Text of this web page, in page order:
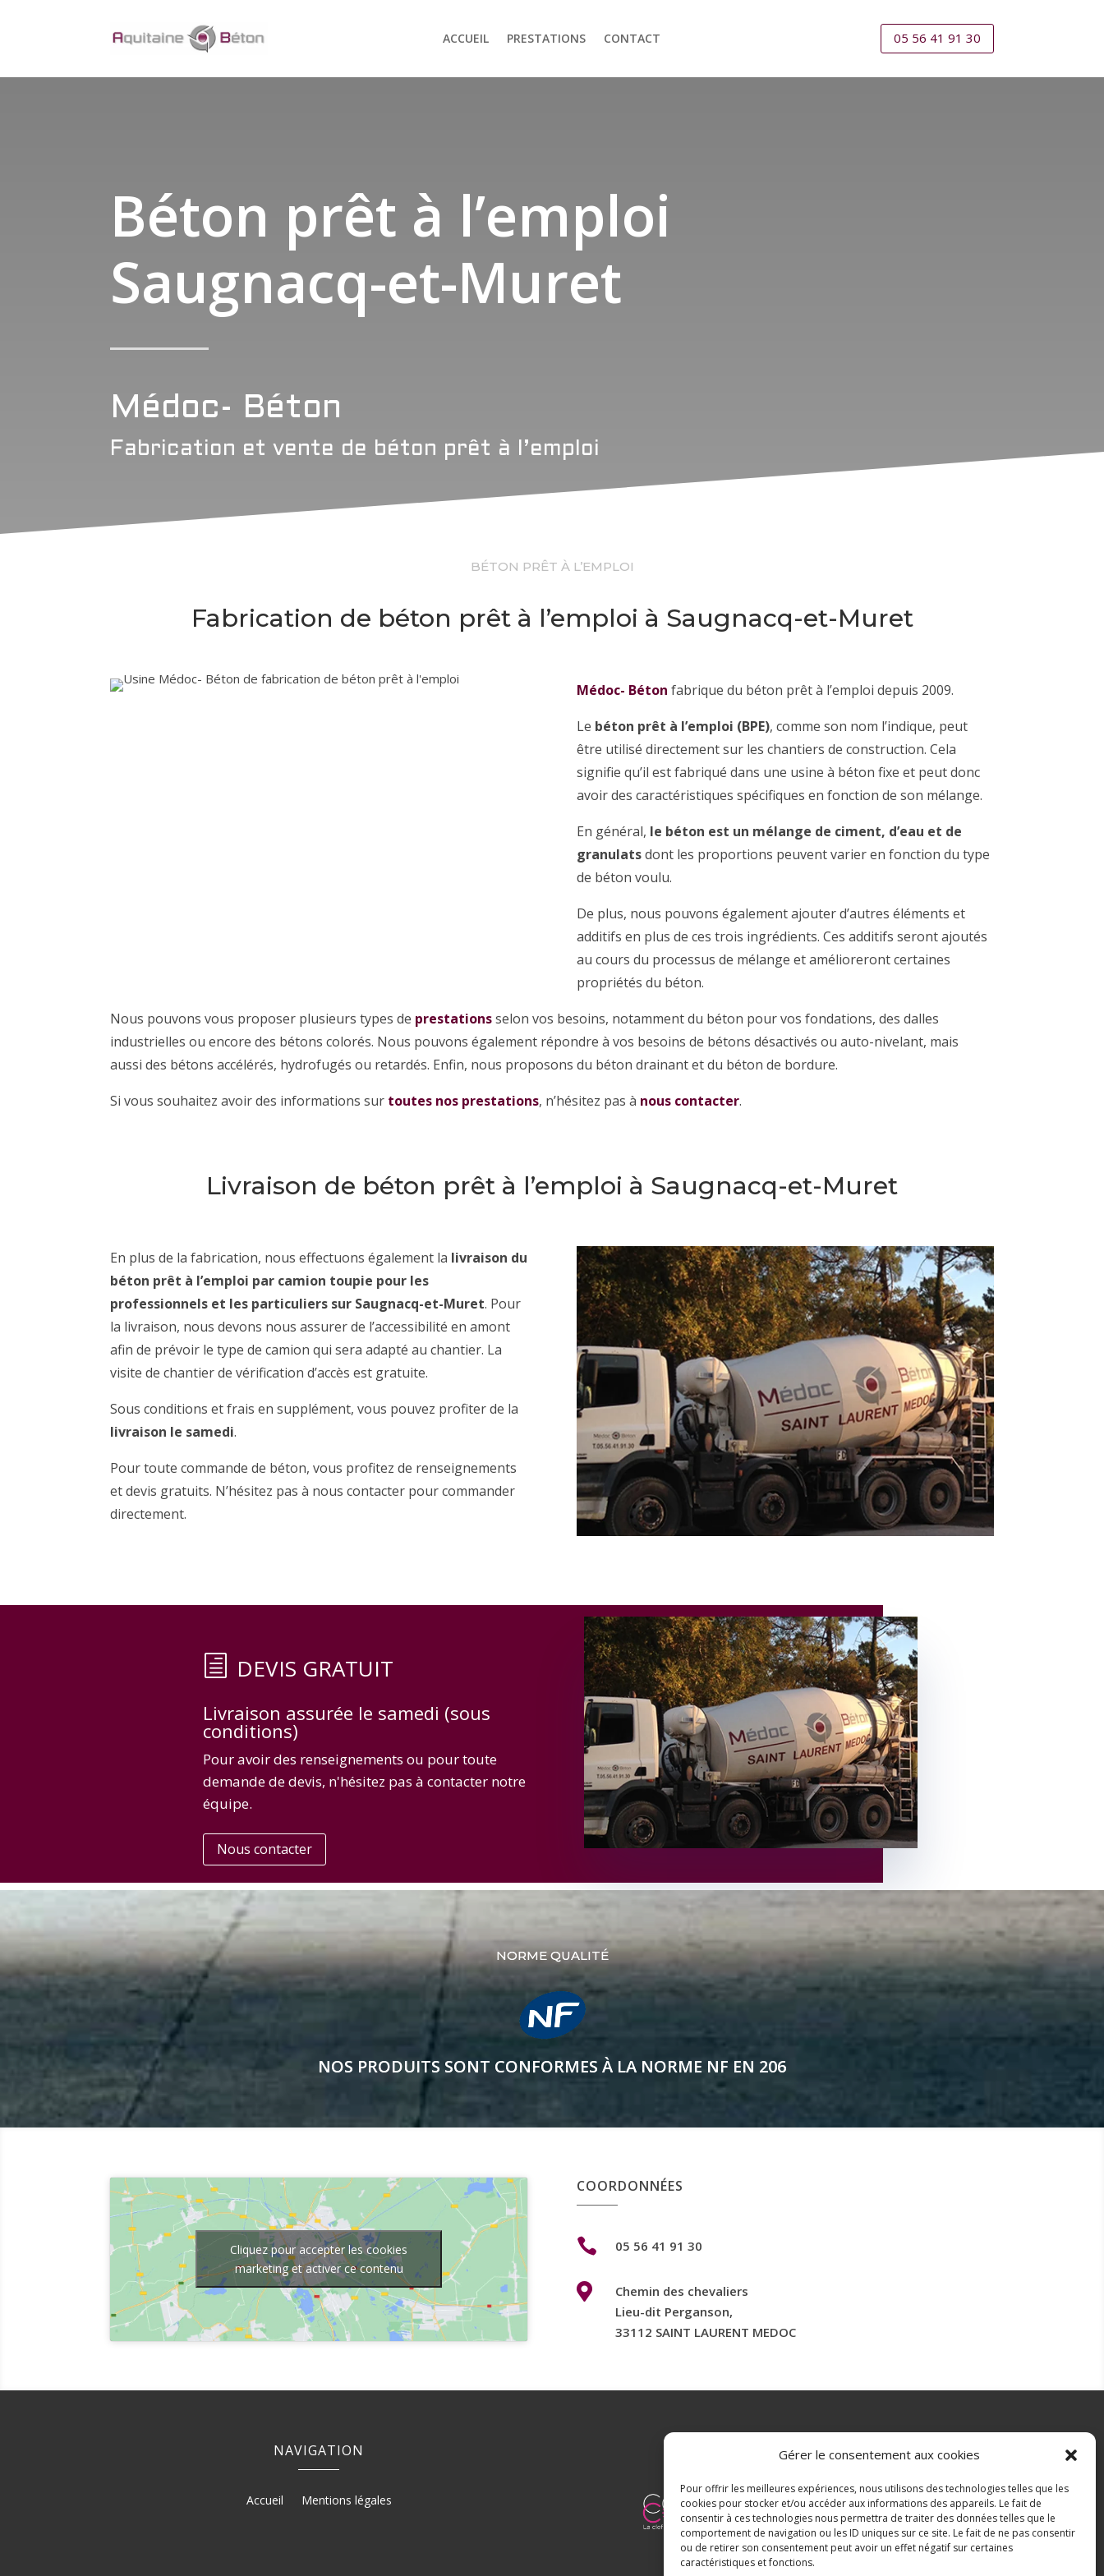
Gérer le consentement aux cookies
Pour offrir les meilleures expériences, nous utilisons des technologies telles que les
cookies pour stocker et/ou accéder aux informations des appareils. Le fait de
consentir à ces technologies nous permettra de traiter des données telles que le
comportement de navigation ou les ID uniques sur ce site. Le fait de ne pas consentir
ou de retirer son consentement peut avoir un effet négatif sur certaines
caractéristiques et fonctions.
ACCUEIL PRESTATIONS CONTACT 05 56 41 91 30
Béton prêt à l’emploi
Saugnacq-et-Muret
Médoc- Béton
Fabrication et vente de béton prêt à l’emploi
BÉTON PRÊT À L’EMPLOI
Fabrication de béton prêt à l’emploi à Saugnacq-et-Muret
Médoc- Béton fabrique du béton prêt à l’emploi depuis 2009.
Le béton prêt à l’emploi (BPE), comme son nom l’indique, peut
être utilisé directement sur les chantiers de construction. Cela
signifie qu’il est fabriqué dans une usine à béton fixe et peut donc
avoir des caractéristiques spécifiques en fonction de son mélange.
En général, le béton est un mélange de ciment, d’eau et de
granulatsdont les proportions peuvent varier en fonction du type
de béton voulu.
De plus, nous pouvons également ajouter d’autres éléments et
additifs en plus de ces trois ingrédients. Ces additifs seront ajoutés
au cours du processus de mélange et amélioreront certaines
propriétés du béton.
Nous pouvons vous proposer plusieurs types de prestationsselon vos besoins, notamment du béton pour vos fondations, des dalles
industrielles ou encore des bétons colorés. Nous pouvons également répondre à vos besoins de bétons désactivés ou auto-nivelant, mais
aussi des bétons accélérés, hydrofugés ou retardés. Enfin, nous proposons du béton drainant et du béton de bordure.
Si vous souhaitez avoir des informations sur toutes nos prestations, n’hésitez pas à nous contacter.
Livraison de béton prêt à l’emploi à Saugnacq-et-Muret
En plus de la fabrication, nous effectuons également la livraison du
béton prêt à l’emploi par camion toupie pour les
professionnels et les particuliers sur Saugnacq-et-Muret. Pour
la livraison, nous devons nous assurer de l’accessibilité en amont
afin de prévoir le type de camion qui sera adapté au chantier. La
visite de chantier de vérification d’accès est gratuite.
Sous conditions et frais en supplément, vous pouvez profiter de la
livraison le samedi.
Pour toute commande de béton, vous profitez de renseignements
et devis gratuits. N’hésitez pas à nous contacter pour commander
directement.
DEVIS GRATUIT
Livraison assurée le samedi (sous
conditions)
Pour avoir des renseignements ou pour toute
demande de devis, n'hésitez pas à contacter notre
équipe.
Nous contacter
NORME QUALITÉ
NOS PRODUITS SONT CONFORMES À LA NORME NF EN 206
Cliquez pour accepter les cookies
marketing et activer ce contenu
COORDONNÉES
 05 56 41 91 30

Chemin des chevaliers
Lieu-dit Perganson,
33112 SAINT LAURENT MEDOC
NAVIGATION
Accueil Mentions légales
RÉALISATION